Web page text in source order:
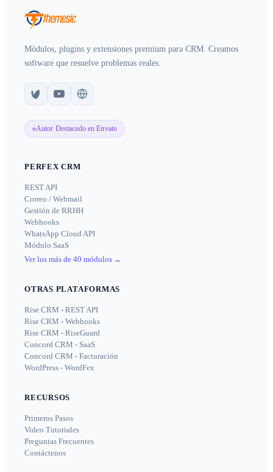
Módulos, plugins y extensiones premium para CRM. Creamos
software que resuelve problemas reales.
Autor Destacado en Envato
PERFEX CRM
REST API
Correo / Webmail
Gestión de RRHH
Webhooks
WhatsApp Cloud API
Módulo SaaS
Ver los más de 40 módulos →
OTRAS PLATAFORMAS
Rise CRM - REST API
Rise CRM - Webhooks
Rise CRM - RiseGuard
Concord CRM - SaaS
Concord CRM - Facturación
WordPress - WordFex
RECURSOS
Primeros Pasos
Video Tutoriales
Preguntas Frecuentes
Contáctenos